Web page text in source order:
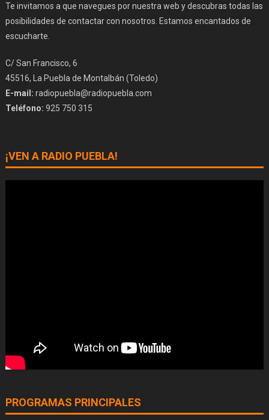
Te invitamos a que navegues por nuestra web y descubras todas las
posibilidades de contactar con nosotros. Estamos encantados de
escucharte.
C/ San Francisco, 6
45516, La Puebla de Montalbán (Toledo)
E-mail: radiopuebla@radiopuebla.com
Teléfono: 925 750 315
¡VEN A RADIO PUEBLA!
PROGRAMAS PRINCIPALES